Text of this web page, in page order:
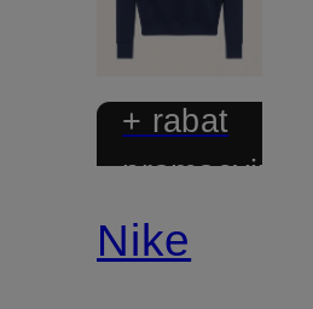
+ rabat
promocyjny
Nike